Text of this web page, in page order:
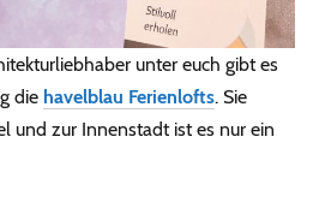
unter euch gibt es
die havelblau Ferienlofts. Sie
und zur Innenstadt ist es nur ein